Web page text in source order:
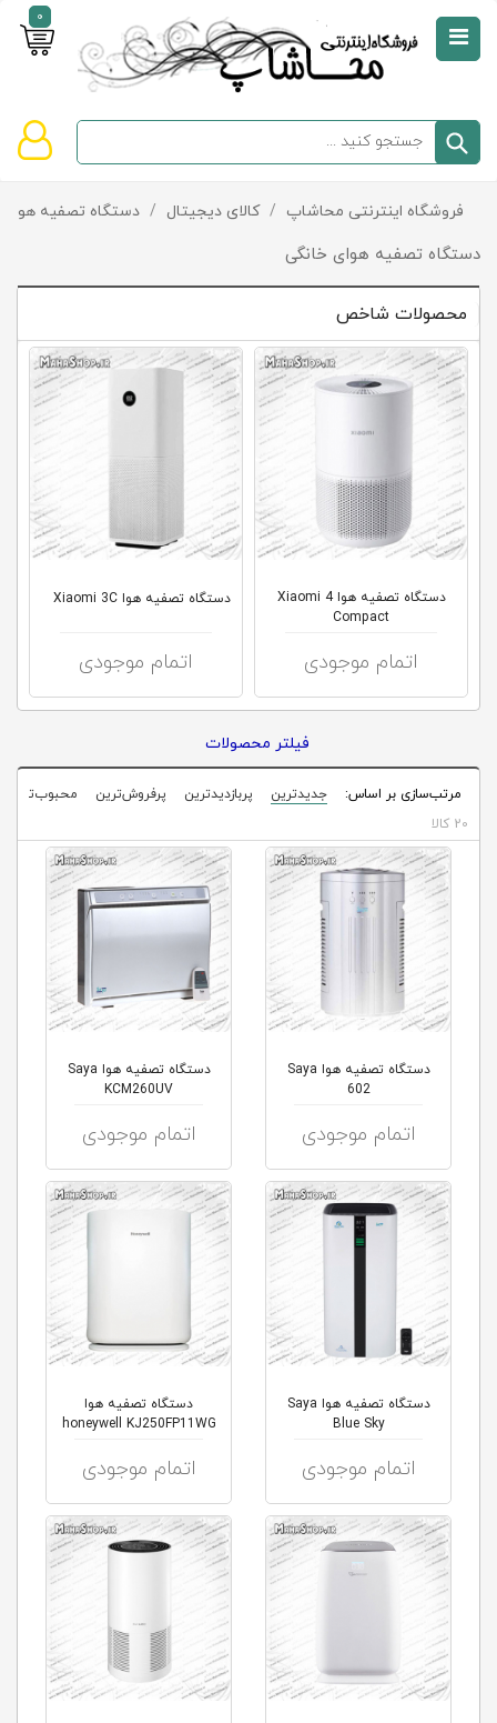
0
صفحه
دسته‌بندی
و
پیشنهادها
تماس
کلاب
محاشاپ
سبد
خالی
فروشگاه اینترنتی محاشاپ / کالای دیجیتال / دستگاه تصفیه هوا
دستگاه تصفیه هوای خانگی
محصولات شاخص
دستگاه تصفیه هوا Xiaomi 4
Compact
اتمام موجودی
دستگاه تصفیه هوا Xiaomi 3C
اتمام موجودی
فیلتر محصولات
مرتب‌سازی بر اساس: جدیدترین پربازدیدترین پرفروش‌ترین
محبوب‌ترین
20 کالا
دستگاه تصفیه هوا Saya
602
اتمام موجودی
دستگاه تصفیه هوا Saya
KCM260UV
اتمام موجودی
دستگاه تصفیه هوا Saya
Blue Sky
اتمام موجودی
دستگاه تصفیه هوا
honeywell KJ250FP11WG
اتمام موجودی